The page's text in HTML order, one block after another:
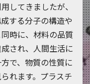
してきましたが、
する分子の構造や
時に、材料の品質
され、人間生活に
で、物質の性質に
れます。プラスチ